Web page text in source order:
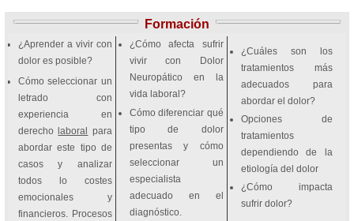
Formación
¿Aprender a vivir con
dolor es posible?
Cómo seleccionar un
letrado con
experiencia en
derecho
laboral
para
abordar este tipo de
casos y analizar
todos lo costes
emocionales y
financieros. Procesos
¿Cómo afecta sufrir
vivir con Dolor
Neuropático en la
vida laboral?
Cómo diferenciar qué
tipo de dolor
presentas y cómo
seleccionar un
especialista
adecuado en el
diagnóstico.
¿Cuáles son los
tratamientos más
adecuados para
abordar el dolor?
Opciones de
tratamientos
dependiendo de la
etiología del dolor
¿Cómo impacta
sufrir dolor?